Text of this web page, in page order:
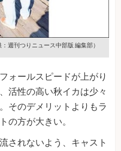
：週刊つりニュース中部版 編集部）
ォールスピードが上がり
活性の高い秋イカは少々
そのデメリットよりもラ
の方が大きい。
されないよう、キャスト